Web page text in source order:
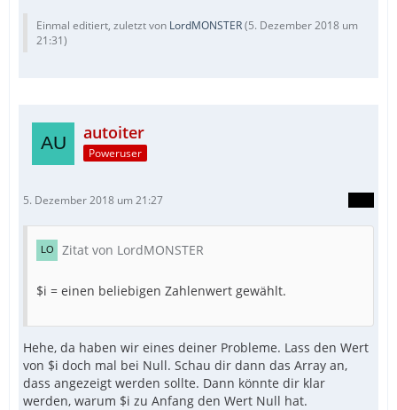
Einmal editiert, zuletzt von LordMONSTER(5. Dezember 2018 um
21:31)
autoiter
Poweruser
5. Dezember 2018 um 21:27
Zitat von LordMONSTER
$i = einen beliebigen Zahlenwert gewählt.
Hehe, da haben wir eines deiner Probleme. Lass den Wert
von $i doch mal bei Null. Schau dir dann das Array an,
dass angezeigt werden sollte. Dann könnte dir klar
werden, warum $i zu Anfang den Wert Null hat.